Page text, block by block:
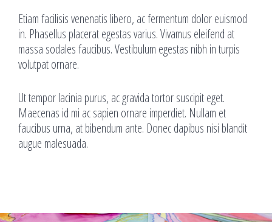
Etiam facilisis venenatis libero, ac fermentum dolor euismod
in. Phasellus placerat egestas varius. Vivamus eleifend at
massa sodales faucibus. Vestibulum egestas nibh in turpis
volutpat ornare.
Ut tempor lacinia purus, ac gravida tortor suscipit eget.
Maecenas id mi ac sapien ornare imperdiet. Nullam et
faucibus urna, at bibendum ante. Donec dapibus nisi blandit
augue malesuada.